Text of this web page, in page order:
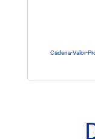
Cadena-Valor-